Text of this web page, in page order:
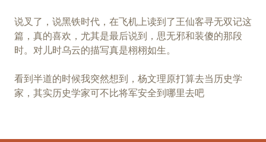
说叉了，说黑铁时代，在飞机上读到了王仙客寻无双记这
篇，真的喜欢，尤其是最后说到，思无邪和装傻的那段
时。对儿时乌云的描写真是栩栩如生。
看到半道的时候我突然想到，杨文理原打算去当历史学
家，其实历史学家可不比将军安全到哪里去吧